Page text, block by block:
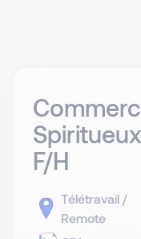
F/H
Télétravail /
Remote